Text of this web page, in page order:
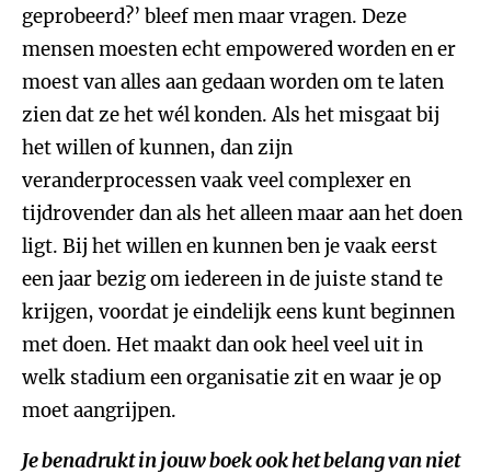
geprobeerd?’ bleef men maar vragen. Deze
mensen moesten echt empowered worden en er
moest van alles aan gedaan worden om te laten
zien dat ze het wél konden. Als het misgaat bij
het willen of kunnen, dan zijn
veranderprocessen vaak veel complexer en
tijdrovender dan als het alleen maar aan het doen
ligt. Bij het willen en kunnen ben je vaak eerst
een jaar bezig om iedereen in de juiste stand te
krijgen, voordat je eindelijk eens kunt beginnen
met doen. Het maakt dan ook heel veel uit in
welk stadium een organisatie zit en waar je op
moet aangrijpen.
Je benadrukt in jouw boek ook het belang van niet